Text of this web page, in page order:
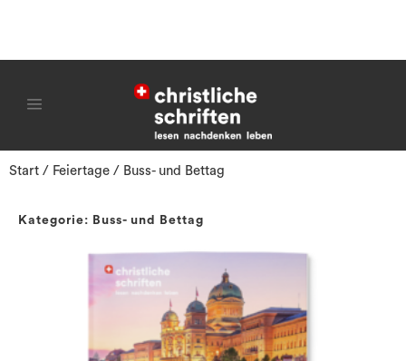
Start / Feiertage / Buss- und Bettag
Kategorie: Buss- und Bettag